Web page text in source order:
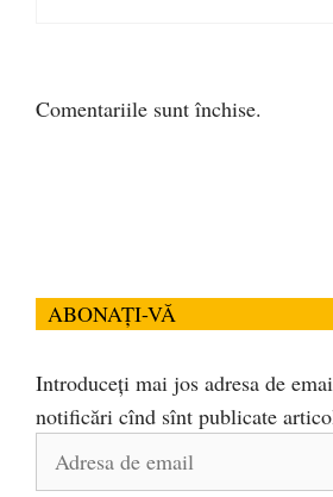
Comentariile sunt închise.
ABONAȚI-VĂ
Introduceți mai jos adresa de
notificări cînd sînt publicate
Adresa